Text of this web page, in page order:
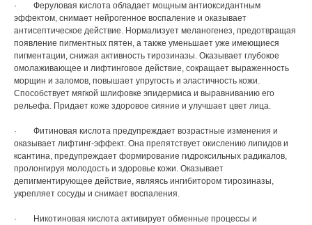
· Феруловая кислота обладает мощным антиоксидантным
эффектом, снимает нейрогенное воспаление и оказывает
антисептическое действие. Нормализует меланогенез, предотвращая
появление пигментных пятен, а также уменьшает уже имеющиеся
пигментации, снижая активность тирозиназы. Оказывает глубокое
омолаживающее и лифтинговое действие, сокращает выраженность
морщин и заломов, повышает упругость и эластичность кожи.
Способствует мягкой шлифовке эпидермиса и выравниванию его
рельефа. Придает коже здоровое сияние и улучшает цвет лица.
· Фитиновая кислота предупреждает возрастные изменения и
оказывает лифтинг-эффект. Она препятствует окислению липидов и
ксантина, предупреждает формирование гидроксильных радикалов,
пролонгируя молодость и здоровье кожи. Оказывает
депигментирующее действие, являясь ингибитором тирозиназы,
укрепляет сосуды и снимает воспаления.
· Никотиновая кислота активирует обменные процессы и